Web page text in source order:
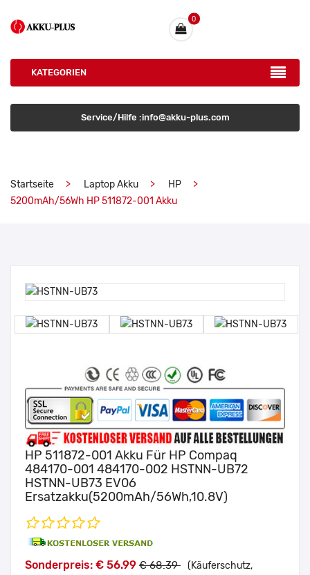
0
KATEGORIEN
Service/Hilfe :info@akku-plus.com
Startseite Laptop Akku
HP
5200mAh/56Wh HP 511872-001 Akku
HP 511872-001 Akku Für HP Compaq
484170-001 484170-002 HSTNN-UB72
HSTNN-UB73 EV06
Ersatzakku(5200mAh/56Wh,10.8V)
Sonderpreis: € 56.99 € 68.39 (Käuferschutz,